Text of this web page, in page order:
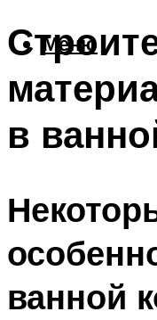
Меню
в
ванной